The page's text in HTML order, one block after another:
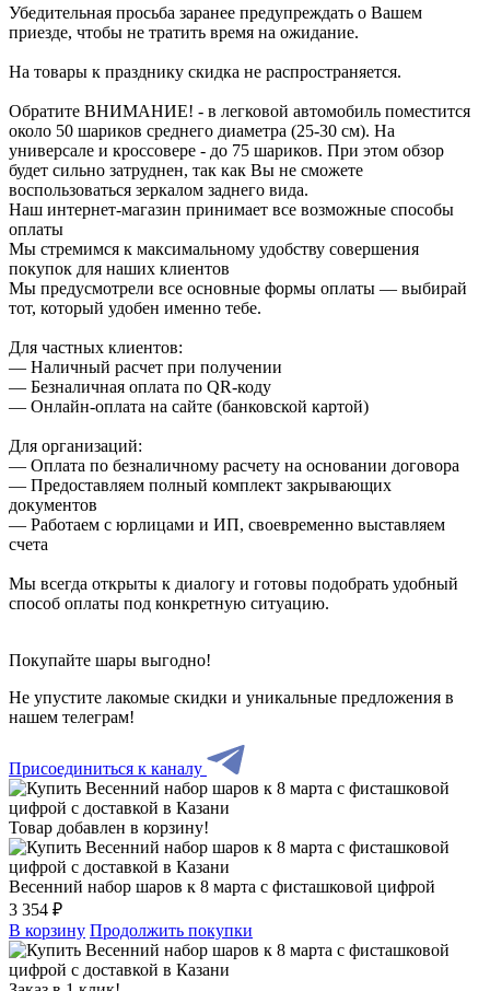
Убедительная просьба заранее предупреждать о Вашем
приезде, чтобы не тратить время на ожидание.
На товары к празднику скидка не распространяется.
Обратите ВНИМАНИЕ! - в легковой автомобиль поместится
около 50 шариков среднего диаметра (25-30 см). На
универсале и кроссовере - до 75 шариков. При этом обзор
будет сильно затруднен, так как Вы не сможете
воспользоваться зеркалом заднего вида.
Наш интернет-магазин принимает все возможные способы
оплаты
Мы стремимся к максимальному удобству совершения
покупок для наших клиентов
Мы предусмотрели все основные формы оплаты — выбирай
тот, который удобен именно тебе.
Для частных клиентов:
— Наличный расчет при получении
— Безналичная оплата по QR-коду
— Онлайн-оплата на сайте (банковской картой)
Для организаций:
— Оплата по безналичному расчету на основании договора
— Предоставляем полный комплект закрывающих
документов
— Работаем с юрлицами и ИП, своевременно выставляем
счета
Мы всегда открыты к диалогу и готовы подобрать удобный
способ оплаты под конкретную ситуацию.
Покупайте шары выгодно!
Не упустите лакомые скидки и уникальные предложения в
нашем телеграм!
Присоединиться к каналу
Товар добавлен в корзину!
Весенний набор шаров к 8 марта с фисташковой цифрой
3 354 ₽
В корзину Продолжить покупки